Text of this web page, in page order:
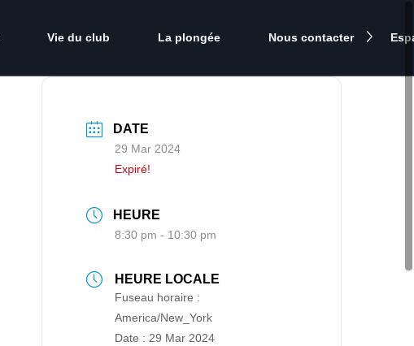
Vie du club La plongée Nous contacter
DATE
29 Mar 2024
Expiré!
HEURE
8:30 pm - 10:30 pm
HEURE LOCALE
Fuseau horaire :
America/New_York
Date :29 Mar 2024